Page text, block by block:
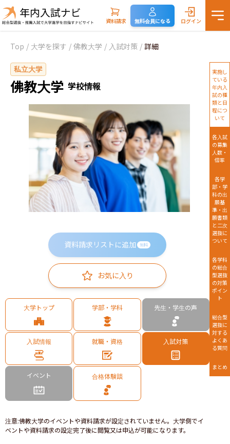
資料請求 無料会員になる ログイン
Top / 大学を探す / 佛教大学 / 入試対策 / 詳細
私立大学
佛教大学 学校情報
資料請求リストに追加 無料
お気に入り
大学トップ 学部・学科 先生・学生の声
入試情報 就職・資格 入試対策
イベント 合格体験談
注意:佛教大学のイベントや資料請求が設定されていません。大学側でイ
ベントや資料請求の設定完了後に閲覧又は申込が可能になります。
実施し
ている
年内入
試の種
類と日
程につ
いて
各入試
の募集
人数・
倍率
各学
部・学
科の出
願基
準・出
願書類
と二次
選抜に
ついて
各学科
の総合
型選抜
の対策
ポイン
ト
総合型
選抜に
対する
よくあ
る質問
まとめ